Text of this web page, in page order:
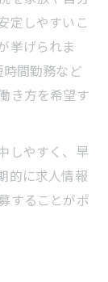
定しやすいこ
挙げられま
間勤務など
き方を希望す
しやすく、早
的に求人情報
することがポ